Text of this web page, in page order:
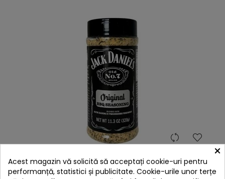
JD-01777
109,00 lei
×
Acest magazin vă solicită să acceptați cookie-uri pentru
performanță, statistici și publicitate. Cookie-urile unor terțe